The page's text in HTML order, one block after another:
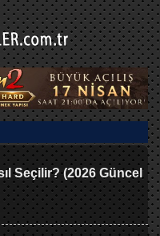
Seçilir? (2026 Güncel